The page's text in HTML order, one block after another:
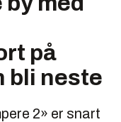
på
bli neste
2» er snart